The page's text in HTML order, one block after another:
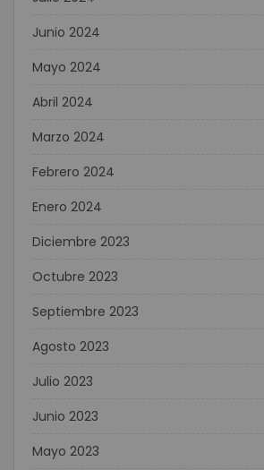
Junio 2024
Mayo 2024
Abril 2024
Marzo 2024
Febrero 2024
Enero 2024
Diciembre 2023
Octubre 2023
Septiembre 2023
Agosto 2023
Julio 2023
Junio 2023
Mayo 2023